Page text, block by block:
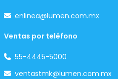
enlinea@lumen.com.mx
Ventas por teléfono
55-4445-5000
ventastmk@lumen.com.mx